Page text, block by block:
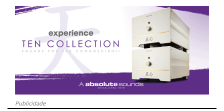
Publicidade